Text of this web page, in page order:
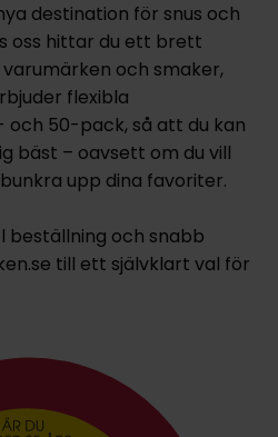
destination för snus och
oss hittar du ett brett
och smaker,
flexibla
och 50-pack, så att du kan
bäst – oavsett om du vill
upp dina favoriter.
beställning och snabb
till ett självklart val för